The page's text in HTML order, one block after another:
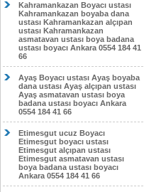
Kahramankazan Boyacı ustası
Kahramankazan boyaba dana
ustası Kahramankazan alçıpan
ustası Kahramankazan
asmatavan ustası boya badana
ustası boyacı Ankara 0554 184 41
66
Ayaş Boyacı ustası Ayaş boyaba
dana ustası Ayaş alçıpan ustası
Ayaş asmatavan ustası boya
badana ustası boyacı Ankara
0554 184 41 66
Etimesgut ucuz Boyacı
Etimesgut boyacı ustası
Etimesgut alçıpan ustası
Etimesgut asmatavan ustası
boya badana ustası boyacı
Ankara 0554 184 41 66